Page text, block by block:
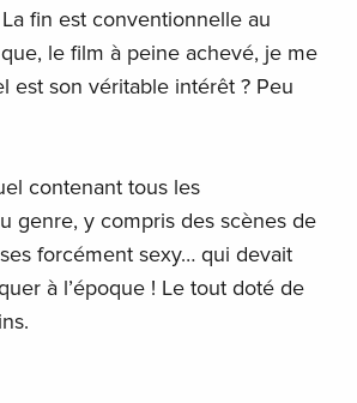
fin est conventionnelle au
le film à peine achevé, je me
est son véritable intérêt ? Peu
contenant tous les
genre, y compris des scènes de
forcément sexy… qui devait
à l’époque ! Le tout doté de